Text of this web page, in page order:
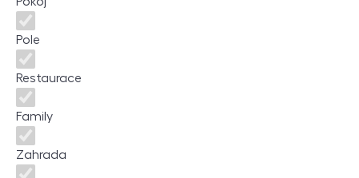
Pole
Restaurace
Family
Zahrada